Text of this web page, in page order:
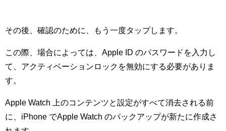
その後、確認のために、もう一度タップします。
この際、場合によっては、Apple ID のパスワードを入力し
て、アクティベーションロックを無効にする必要がありま
す。
Apple Watch 上のコンテンツと設定がすべて消去される前
に、iPhone でApple Watch のバックアップが新たに作成さ